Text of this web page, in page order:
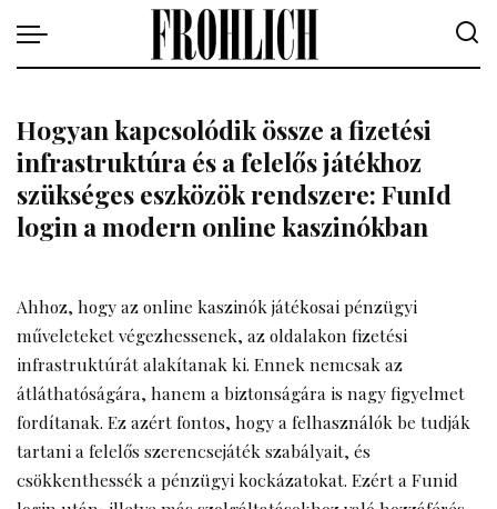
Hogyan kapcsolódik össze a fizetési
infrastruktúra és a felelős játékhoz
szükséges eszközök rendszere: FunId
login a modern online kaszinókban
Ahhoz, hogy az online kaszinók játékosai pénzügyi
műveleteket végezhessenek, az oldalakon fizetési
infrastruktúrát alakítanak ki. Ennek nemcsak az
átláthatóságára, hanem a biztonságára is nagy figyelmet
fordítanak. Ez azért fontos, hogy a felhasználók be tudják
tartani a felelős szerencsejáték szabályait, és
csökkenthessék a pénzügyi kockázatokat. Ezért a Funid